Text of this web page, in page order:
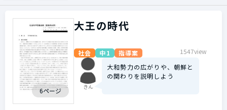
6ページ
大王の時代
社会 中1 指導案 1547view
きん
大和勢力の広がりや、朝鮮と
の関わりを説明しよう